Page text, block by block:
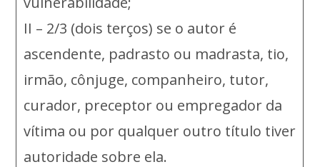
II – 2/3 (dois terços) se o autor é
ascendente, padrasto ou madrasta, tio,
irmão, cônjuge, companheiro, tutor,
curador, preceptor ou empregador da
vítima ou por qualquer outro título tiver
autoridade sobre ela.